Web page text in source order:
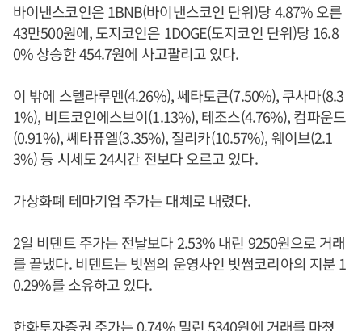
바이낸스코인은 1BNB(바이낸스코인 단위)당 4.87% 오른
43만500원에, 도지코인은 1DOGE(도지코인 단위)당 16.8
0% 상승한 454.7원에 사고팔리고 있다.
이 밖에 스텔라루멘(4.26%), 쎄타토큰(7.50%), 쿠사마(8.3
1%), 비트코인에스브이(1.13%), 테조스(4.76%), 컴파운드
(0.91%), 쎄타퓨엘(3.35%), 질리카(10.57%), 웨이브(2.1
3%) 등 시세도 24시간 전보다 오르고 있다.
가상화폐 테마기업 주가는 대체로 내렸다.
2일 비덴트 주가는 전날보다 2.53% 내린 9250원으로 거래
를 끝냈다. 비덴트는 빗썸의 운영사인 빗썸코리아의 지분 1
0.29%를 소유하고 있다.
한화투자증권 주가는 0.74% 밀린 5340원에 거래를 마쳤